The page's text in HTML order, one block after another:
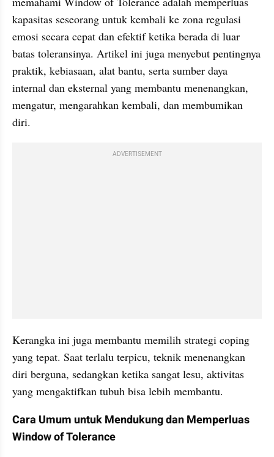
kapasitas seseorang untuk kembali ke zona regulasi
emosi secara cepat dan efektif ketika berada di luar
batas toleransinya. Artikel ini juga menyebut pentingnya
praktik, kebiasaan, alat bantu, serta sumber daya
internal dan eksternal yang membantu menenangkan,
mengatur, mengarahkan kembali, dan membumikan
diri.
ADVERTISEMENT
Kerangka ini juga membantu memilih strategi coping
yang tepat. Saat terlalu terpicu, teknik menenangkan
diri berguna, sedangkan ketika sangat lesu, aktivitas
yang mengaktifkan tubuh bisa lebih membantu.
Cara Umum untuk Mendukung dan Memperluas
Window of Tolerance